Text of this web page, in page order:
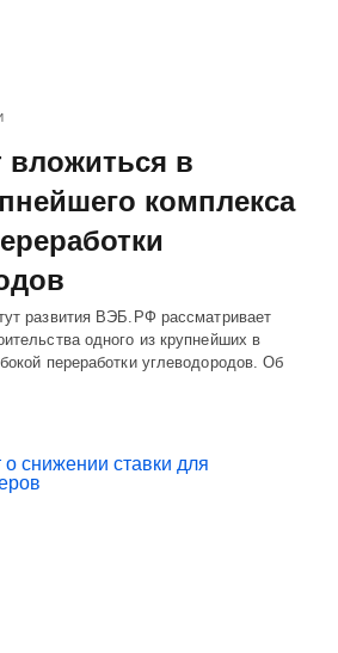
в
комплекса
развития ВЭБ.РФ рассматривает
одного из крупнейших в
переработки углеводородов. Об